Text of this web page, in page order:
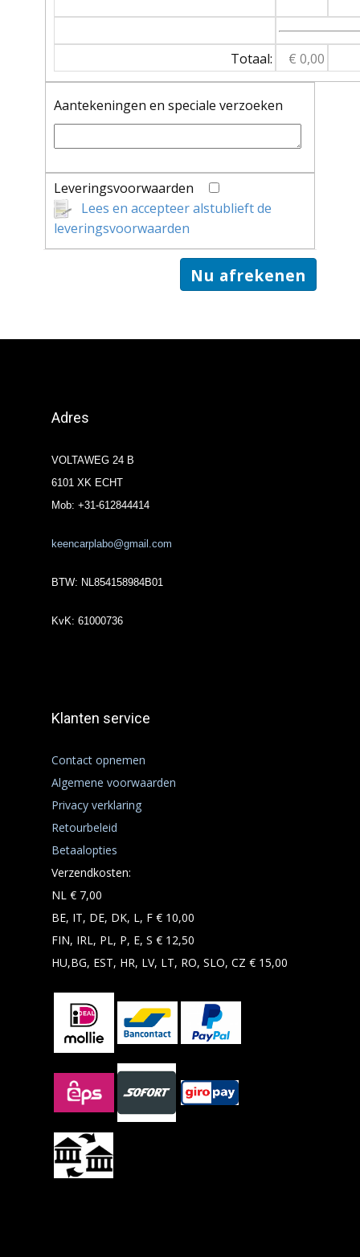
Totaal: € 0,00
Aantekeningen en speciale verzoeken
Leveringsvoorwaarden
leveringsvoorwaarden
Nu afrekenen
Adres
VOLTAWEG 24 B
6101 XK ECHT
Mob: +31-612844414
keencarplabo@gmail.com
BTW: NL854158984B01
KvK: 61000736
Klanten service
Contact opnemen
Algemene voorwaarden
Privacy verklaring
Retourbeleid
Betaalopties
Verzendkosten:
NL € 7,00
BE, IT, DE, DK, L, F € 10,00
FIN, IRL, PL, P, E, S € 12,50
HU,BG, EST, HR, LV, LT, RO, SLO, CZ € 15,00